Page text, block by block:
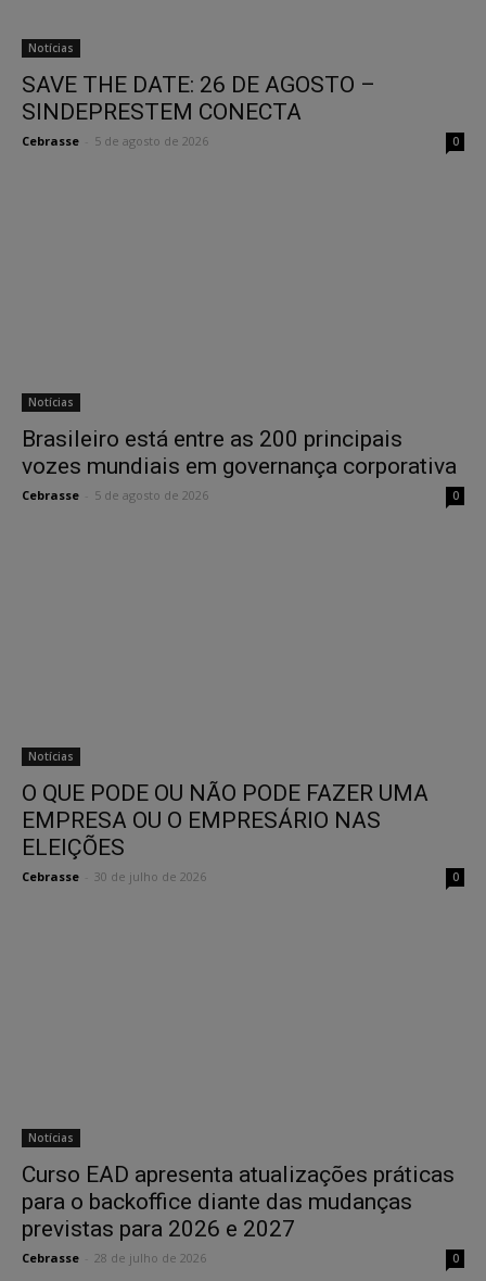
Notícias
SAVE THE DATE: 26 DE AGOSTO –
SINDEPRESTEM CONECTA
Cebrasse 5 de agosto de 2026 0
Notícias
Brasileiro está entre as 200 principais
vozes mundiais em governança corporativa
Cebrasse 5 de agosto de 2026 0
Notícias
O QUE PODE OU NÃO PODE FAZER UMA
EMPRESA OU O EMPRESÁRIO NAS
ELEIÇÕES
Cebrasse 30 de julho de 2026 0
Notícias
Curso EAD apresenta atualizações práticas
para o backoffice diante das mudanças
previstas para 2026 e 2027
Cebrasse 28 de julho de 2026 0